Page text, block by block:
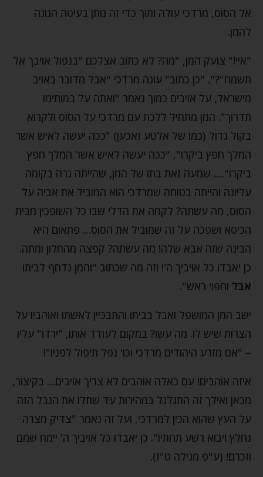
אל הסוס, מרדכי עולה ותוך כדי זה נותן בעיטה הגונה
להמן.
"איי!" צועק המן, "מה? לא כתוב אצלכם "בנפול אויבך אל
תשמח"?". "כן כתוב" עונה מרדכי "אבל מדובר באויב
מישראל, על אויבים כמוך נאמר "ואתה על במותימו
תדרוך". המן מתחיל ללכת עם מרדכי על הסוס ולקרוא
בקול גדול (כמו של אלטע זאכען) "ככה יעשה לאיש אשר
המלך חפץ ביקרו", "ככה יעשה לאיש אשר המלך חפץ
ביקרו"…. שמעה זאת בתו של המן, שהייתה גרה בקומה
עליונה והייתה בטוחה שמרדכי הוא המוביל את אביה על
הסוס, מה עשתה? לקחה את הדלי שבו כל השופכין מבית
הכיסא ושפכה על זה שמוביל את הסוס… פתאום היא
הבינה שזה אבא שלה! מה עשתה? קפצה מהחלון ומתה.
כן יאבדו כל אויביך ה'! וזה מה שכתוב "והמן נדחף לביתו
אבל וחפוי ראש".
ישב המן המושפל ואבל בביתו והתבכיין לאשתו ואוהביו על
הצרות שיש לו. מה עשו? במקום לעודד אותו, "ירדו" עליו
– "אם מזרע היהודים מרדכי וכו' נפל תיפול לפניו"!
איזה אוהבים! עם כאלה אוהבים לא צריך אויבים… בקיצור,
מכאן ואילך זה התגלגל במהירות עד שתלו את הנבל הזה
על העץ שהוא הכין למרדכי, ועל זה נאמר "צדיק מצרה
נחלץ ויבוא רשע תחתיו". כן יאבדו כל אויביך ה' יימח שמם
וזכרם! (ע"פ מגילה ט"ז).